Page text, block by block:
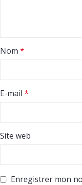
Nom *
E-mail *
Site web
Enregistrer mon